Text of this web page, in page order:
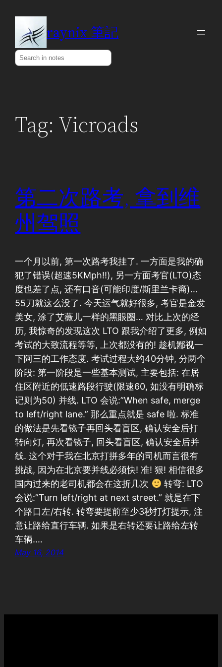
content
raynix 筆記
Search
Tag: Vicroads
第二次路考, 拿到维
州驾照
一个月以前, 第一次路考我挂了. 一方面是我的确
犯了错误(超速5KMph!!), 另一方面考官(LTO)态
度也差了点, 还有口音(可能印度/斯里兰卡裔)…
55刀就这么没了. 今天运气就好很多, 考官是金发
美女, 涂了艾薇儿一样的黑眼圈… 对比上次的经
历, 我惊奇的发现这次 LTO 跟我介绍了更多, 例如
考试的大致流程等等, 上次都没有的! 趁机鄙视一
下阿三的工作态度. 考试过程大约40分钟, 分两个
阶段: 第一阶段是一些基本测试, 主要包括: 在居
住区附近的低速路段行驶(限速60, 如没有明确标
记则为50) 并线. LTO 会说:”When safe, merge
to left/right lane.” 那么重点就是 safe 啦. 标准
的做法是先看镜子再回头看盲区, 确认安全后打
转向灯, 再次看镜子, 回头看盲区, 确认安全后并
线. 这个对于我在北京打拼多年的司机而言很有
挑战, 因为在北京要并线必须快! 准! 狠! 相信很多
国内过来的老司机都会在这折几次
转弯: LTO
会说:”Turn left/right at next street.” 就是在下
个路口左/右转. 转弯要提前至少3秒打灯提示, 注
意让路给直行车辆. 如果是右转还要让路给左转
车辆.…
May 16, 2014